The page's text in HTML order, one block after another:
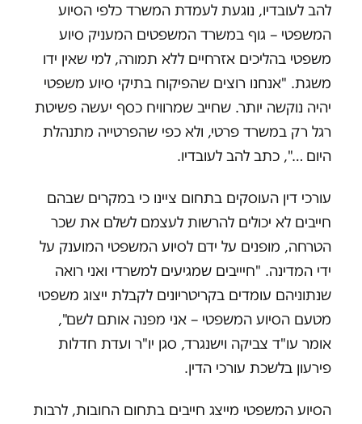
להב לעובדיו, נוגעת לעמדת המשרד כלפי הסיוע
המשפטי – גוף במשרד המשפטים המעניק סיוע
משפטי בהליכים אזרחיים ללא תמורה, למי שאין ידו
משגת. "אנחנו רוצים שהפיקוח בתיקי סיוע משפטי
יהיה נוקשה יותר. שחייב שמרוויח כסף יעשה פשיטת
רגל רק במשרד פרטי, ולא כפי שהפרטייה מתנהלת
היום …", כתב להב לעובדיו.
עורכי דין העוסקים בתחום ציינו כי במקרים שבהם
חייבים לא יכולים להרשות לעצמם לשלם את שכר
הטרחה, מופנים על ידם לסיוע המשפטי המוענק על
ידי המדינה. "חיייבים שמגיעים למשרדי ואני רואה
שנתוניהם עומדים בקריטריונים לקבלת ייצוג משפטי
מטעם הסיוע המשפטי – אני מפנה אותם לשם",
אומר עו"ד צביקה וישנגרד, סגן יו"ר ועדת חדלות
פירעון בלשכת עורכי הדין.
הסיוע המשפטי מייצג חייבים בתחום החובות, לרבות